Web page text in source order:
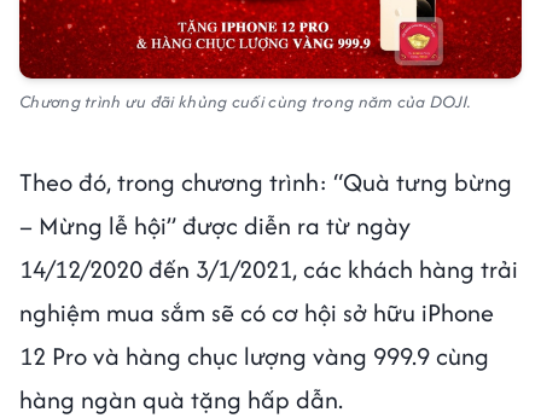
Chương trình ưu đãi khủng cuối cùng trong năm của DOJI.
Theo đó, trong chương trình: “Quà tưng bừng
– Mừng lễ hội” được diễn ra từ ngày
14/12/2020 đến 3/1/2021, các khách hàng trải
nghiệm mua sắm sẽ có cơ hội sở hữu iPhone
12 Pro và hàng chục lượng vàng 999.9 cùng
hàng ngàn quà tặng hấp dẫn.